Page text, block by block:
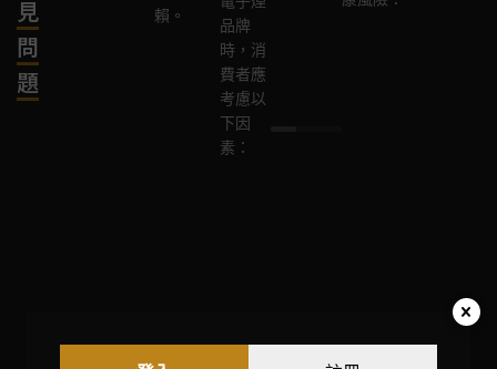
見
問
題
賴。
醛、
乙醛
等，
這些
物質
可能
品牌
時，消
費者應
考慮以
下因
素：